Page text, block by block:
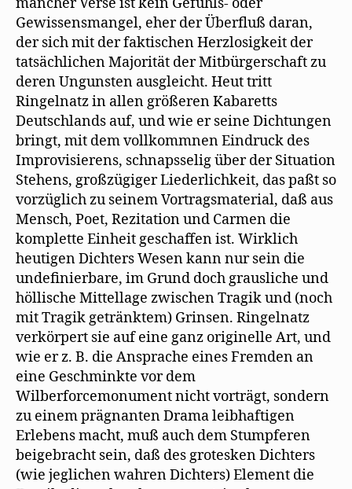
Gewissensmangel, eher der Überfluß daran,
der sich mit der faktischen Herzlosigkeit der
tatsächlichen Majorität der Mitbürgerschaft zu
deren Ungunsten ausgleicht. Heut tritt
Ringelnatz in allen größeren Kabaretts
Deutschlands auf, und wie er seine Dichtungen
bringt, mit dem vollkommnen Eindruck des
Improvisierens, schnapsselig über der Situation
Stehens, großzügiger Liederlichkeit, das paßt so
vorzüglich zu seinem Vortragsmaterial, daß aus
Mensch, Poet, Rezitation und Carmen die
komplette Einheit geschaffen ist. Wirklich
heutigen Dichters Wesen kann nur sein die
undefinierbare, im Grund doch grausliche und
höllische Mittellage zwischen Tragik und (noch
mit Tragik getränktem) Grinsen. Ringelnatz
verkörpert sie auf eine ganz originelle Art, und
wie er z. B. die Ansprache eines Fremden an
eine Geschminkte vor dem
Wilberforcemonument nicht vorträgt, sondern
zu einem prägnanten Drama leibhaftigen
Erlebens macht, muß auch dem Stumpferen
beigebracht sein, daß des grotesken Dichters
(wie jeglichen wahren Dichters) Element die